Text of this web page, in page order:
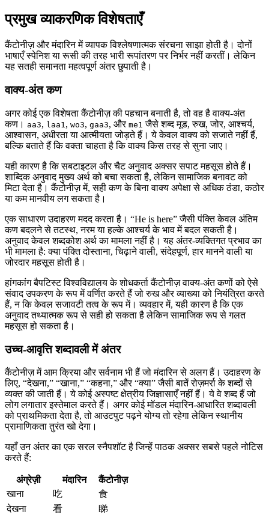
प्रमुख व्याकरणिक विशेषताएँ
कैंटोनीज़ और मंदारिन में व्यापक विश्लेषणात्मक संरचना साझा होती है। दोनों
भाषाएँ स्पेनिश या रूसी की तरह भारी रूपांतरण पर निर्भर नहीं करतीं। लेकिन
यह सतही समानता महत्वपूर्ण अंतर छुपाती है।
वाक्य-अंत कण
अगर कोई एक विशेषता कैंटोनीज़ की पहचान बनाती है, तो वह है वाक्य-अंत
कण। aa3, laa1 , wo3, gaa3, और me1 जैसे शब्द मूड, रुख, जोर, आश्चर्य,
आश्वासन, अधीरता या आत्मीयता जोड़ते हैं। ये केवल वाक्य को सजाते नहीं हैं,
बल्कि बताते हैं कि वक्ता चाहता है कि वाक्य किस तरह से सुना जाए।
यही कारण है कि सबटाइटल और चैट अनुवाद अक्सर सपाट महसूस होते हैं।
शाब्दिक अनुवाद मुख्य अर्थ को बचा सकता है, लेकिन सामाजिक बनावट को
मिटा देता है। कैंटोनीज़ में, सही कण के बिना वाक्य अपेक्षा से अधिक ठंडा, कठोर
या कम मानवीय लग सकता है।
एक साधारण उदाहरण मदद करता है। “He is here” जैसी पंक्ति केवल अंतिम
कण बदलने से तटस्थ, नरम या हल्के आश्चर्य के भाव में बदल सकती है।
अनुवाद केवल शब्दकोश अर्थ का मामला नहीं है। यह अंतर-व्यक्तिगत प्रभाव का
भी मामला है: क्या पंक्ति दोस्ताना, चिढ़ाने वाली, संदेहपूर्ण, हार मानने वाली या
जोरदार महसूस होती है।
हांगकांग बैपटिस्ट विश्वविद्यालय के शोधकर्ता कैंटोनीज़ वाक्य-अंत कणों को ऐसे
संवाद उपकरण के रूप में वर्णित करते हैं जो रुख और व्याख्या को नियंत्रित करते
हैं, न कि केवल सजावटी तत्व के रूप में। व्यवहार में, यही कारण है कि एक
अनुवाद तथ्यात्मक रूप से सही हो सकता है लेकिन सामाजिक रूप से गलत
महसूस हो सकता है।
उच्च-आवृत्ति शब्दावली में अंतर
कैंटोनीज़ में आम क्रिया और सर्वनाम भी हैं जो मंदारिन से अलग हैं। उदाहरण के
लिए, “देखना,” “खाना,” “कहना,” और “क्या” जैसी बातें रोज़मर्रा के शब्दों से
व्यक्त की जाती हैं। ये कोई अस्पष्ट क्षेत्रीय जिज्ञासाएँ नहीं हैं। ये वे शब्द हैं जो
लोग लगातार इस्तेमाल करते हैं। अगर कोई मॉडल मंदारिन-आधारित शब्दावली
को प्राथमिकता देता है, तो आउटपुट पढ़ने योग्य तो रहेगा लेकिन स्थानीय
प्रामाणिकता तुरंत खो देगा।
यहाँ उन अंतर का एक सरल स्नैपशॉट है जिन्हें पाठक अक्सर सबसे पहले नोटिस
करते हैं:
अंग्रेज़ी मंदारिन
कैंटोनीज़
खाना
吃
食
देखना
看
睇